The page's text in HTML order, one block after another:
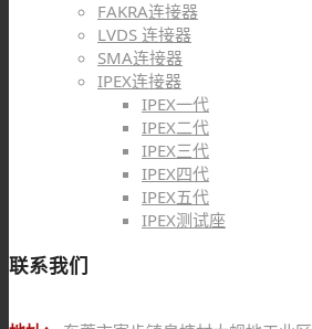
FAKRA连接器
LVDS 连接器
SMA连接器
IPEX连接器
IPEX一代
IPEX二代
IPEX三代
IPEX四代
IPEX五代
IPEX测试座
联系我们